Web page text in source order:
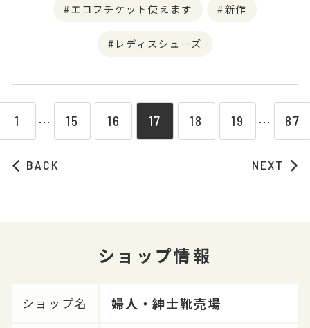
エコフチケット使えます 新作
レディスシューズ
BACK
1 ⋯ 15 16 17 18 19 ⋯ 87
NEXT
ショップ情報
ショップ名 婦人・紳士靴売場